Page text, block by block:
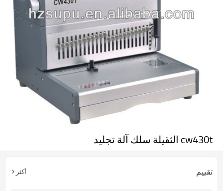
cw430t الثقيلة سلك آلة تجليد
تقييم أكثر